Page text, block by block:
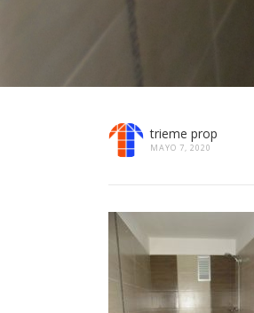
trieme prop
MAYO 7, 2020